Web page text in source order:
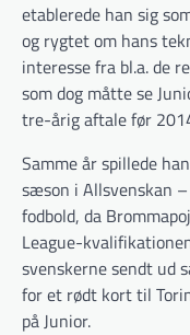
etablerede han sig
og rygtet om hans
interesse fra bl.a. de
som dog måtte se
tre-årig aftale før
Samme år spillede
sæson i Allsvenskan
fodbold, da
League-
svenskerne sendt ud
for et rødt kort til
på Junior.